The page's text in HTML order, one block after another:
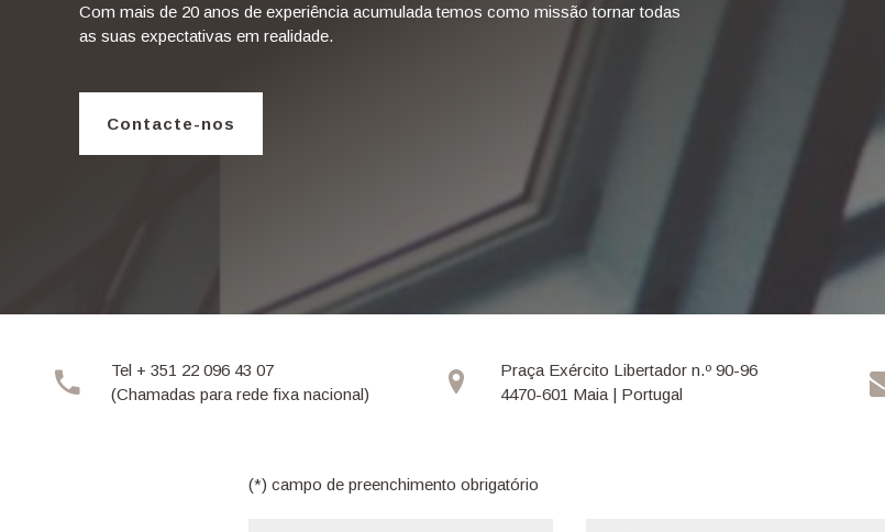
Com mais de 20 anos de experiência acumulada temos como missão tornar todas
as suas expectativas em realidade.
Contacte-nos
Tel + 351 22 096 43 07
(Chamadas para rede fixa nacional)
Praça Exército Libertador n.º 90-96
4470-601 Maia | Portugal
(*) campo de preenchimento obrigatório